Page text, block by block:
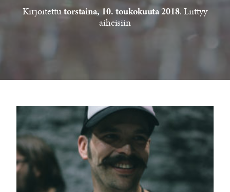
Kirjoitettutorstaina, 10. toukokuuta 2018. Liittyy
aiheisiin